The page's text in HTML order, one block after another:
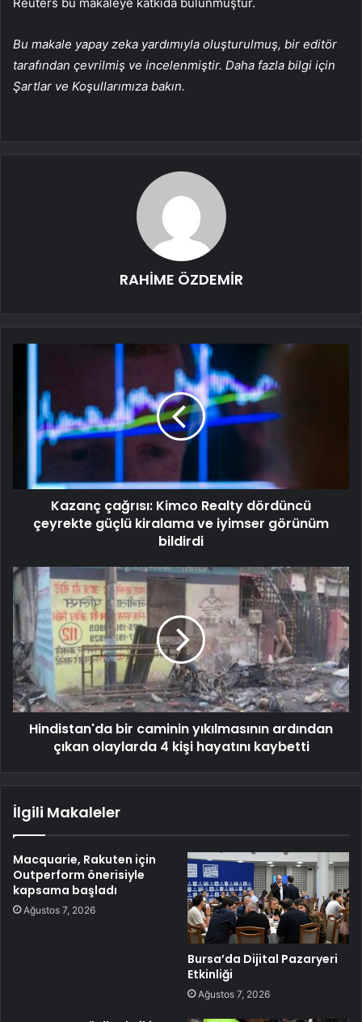
Bu makale yapay zeka yardımıyla oluşturulmuş, bir editör
tarafından çevrilmiş ve incelenmiştir. Daha fazla bilgi için
Şartlar ve Koşullarımıza bakın.
RAHİME ÖZDEMİR
Kazanç çağrısı: Kimco Realty dördüncü
çeyrekte güçlü kiralama ve iyimser görünüm
bildirdi
Hindistan'da bir caminin yıkılmasının ardından
çıkan olaylarda 4 kişi hayatını kaybetti
İlgili Makaleler
Macquarie, Rakuten için
Outperform önerisiyle
kapsama başladı
Ağustos 7, 2026
Bursa’da Dijital Pazaryeri
Etkinliği
Ağustos 7, 2026